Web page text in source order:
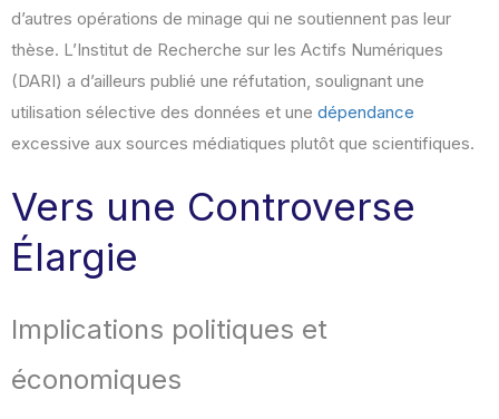
d’autres opérations de minage qui ne soutiennent pas leur
thèse. L’Institut de Recherche sur les Actifs Numériques
(DARI) a d’ailleurs publié une réfutation, soulignant une
utilisation sélective des données et une dépendance
excessive aux sources médiatiques plutôt que scientifiques.
Vers une Controverse
Élargie
Implications politiques et
économiques